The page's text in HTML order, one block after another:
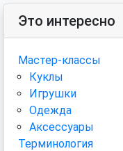
Это интересно
Мастер-классы
Куклы
Игрушки
Одежда
Аксессуары
Терминология